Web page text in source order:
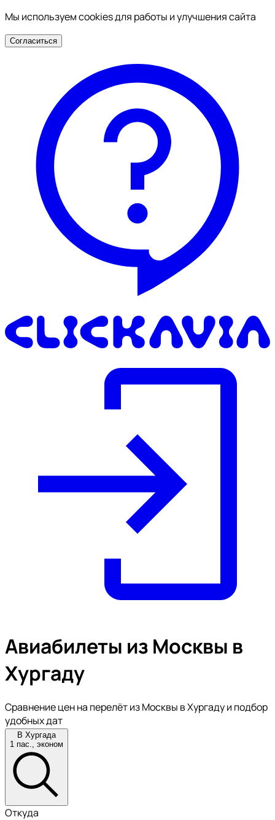
Мы используем cookies для работы и улучшения сайта
Согласиться
Авиабилеты из Москвы в
Хургаду
Сравнение цен на перелёт из Москвы в Хургаду и подбор
удобных дат
В Хургада
1 пас., эконом
Откуда